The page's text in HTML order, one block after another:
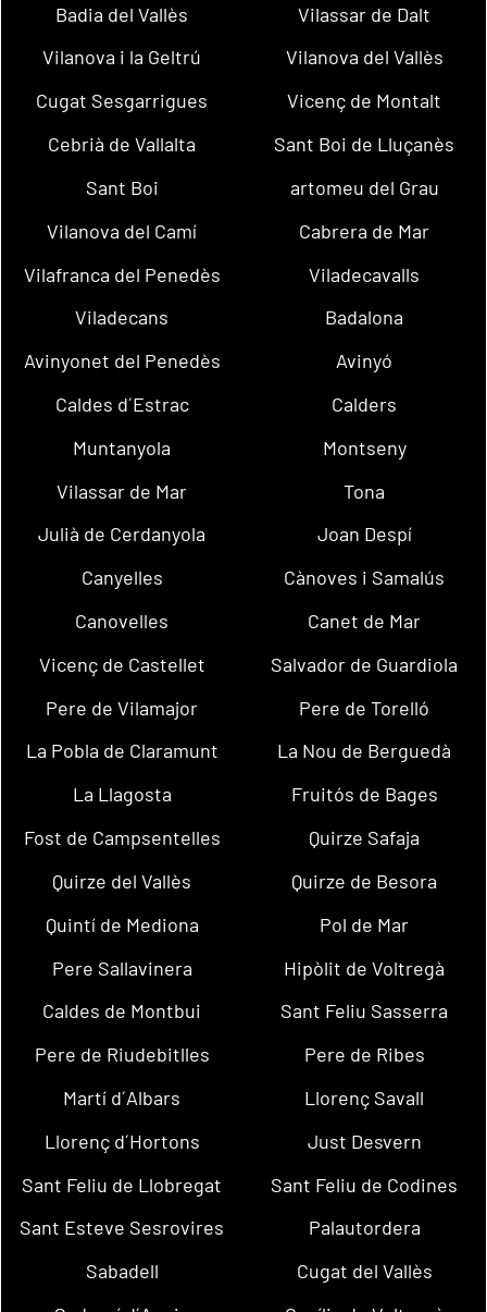
Badia del Vallès
Vilassar de Dalt
Vilanova i la Geltrú
Vilanova del Vallès
Cugat Sesgarrigues
Vicenç de Montalt
Cebrià de Vallalta
Sant Boi de Lluçanès
Sant Boi
artomeu del Grau
Vilanova del Camí
Cabrera de Mar
Vilafranca del Penedès
Viladecavalls
Viladecans
Badalona
Avinyonet del Penedès
Avinyó
Caldes d´Estrac
Calders
Muntanyola
Montseny
Vilassar de Mar
Tona
Julià de Cerdanyola
Joan Despí
Canyelles
Cànoves i Samalús
Canovelles
Canet de Mar
Vicenç de Castellet
Salvador de Guardiola
Pere de Vilamajor
Pere de Torelló
La Pobla de Claramunt
La Nou de Berguedà
La Llagosta
Fruitós de Bages
Fost de Campsentelles
Quirze Safaja
Quirze del Vallès
Quirze de Besora
Quintí de Mediona
Pol de Mar
Pere Sallavinera
Hipòlit de Voltregà
Caldes de Montbui
Sant Feliu Sasserra
Pere de Riudebitlles
Pere de Ribes
Martí d´Albars
Llorenç Savall
Llorenç d´Hortons
Just Desvern
Sant Feliu de Llobregat
Sant Feliu de Codines
Sant Esteve Sesrovires
Palautordera
Sabadell
Cugat del Vallès